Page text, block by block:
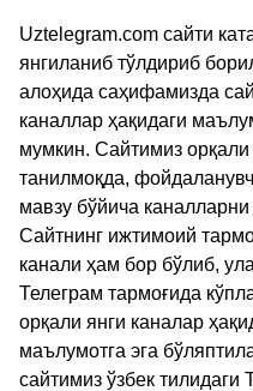
Uztelegram.com сайти
янгиланиб тўлдириб
алоҳида саҳифамизда
каналлар ҳақидаги
мумкин. Сайтимиз
танилмоқда,
мавзу бўйича
Сайтнинг ижтимоий
канали ҳам бор бўлиб,
Телеграм тармоғида
орқали янги каналар
маълумотга эга
сайтимиз ўзбек тилидаги